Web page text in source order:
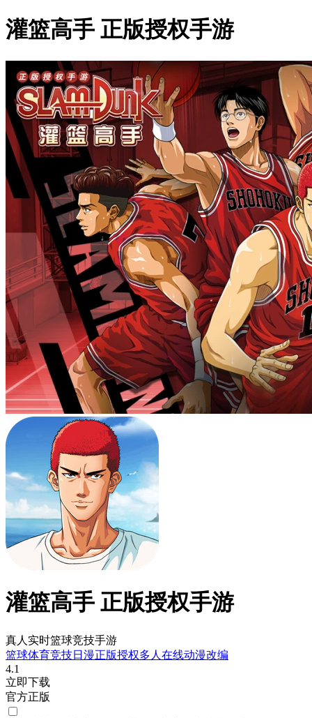
灌篮高手 正版授权手游
灌篮高手 正版授权手游
真人实时篮球竞技手游
篮球体育竞技日漫正版授权多人在线动漫改编
4.1
立即下载
官方正版